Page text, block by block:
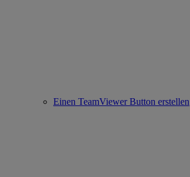
Einen TeamViewer Button erstellen